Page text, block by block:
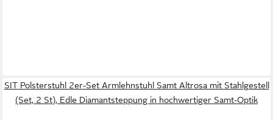
SIT Polsterstuhl 2er-Set Armlehnstuhl Samt Altrosa mit Stahlgestell
(Set, 2 St), Edle Diamantsteppung in hochwertiger Samt-Optik